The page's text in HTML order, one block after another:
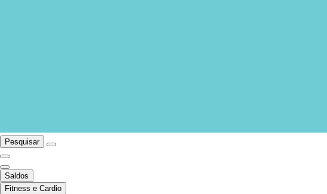
Pesquisar
Saldos
Fitness e Cardio